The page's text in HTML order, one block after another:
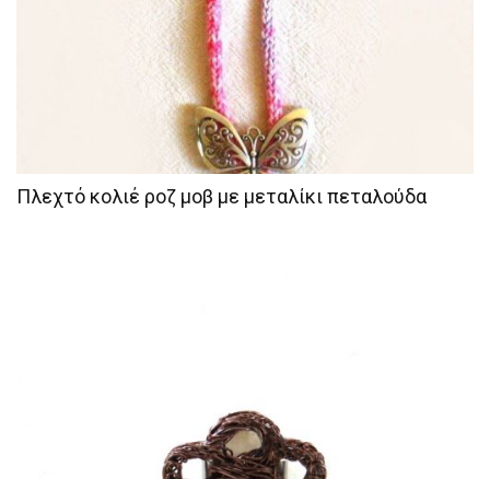
Πλεχτό κολιέ ροζ μοβ με μεταλίκι πεταλούδα